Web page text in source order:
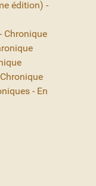
édition) -
Chronique
- En